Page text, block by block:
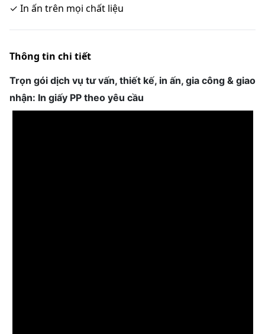
✓ In ấn trên mọi chất liệu
Thông tin chi tiết
Trọn gói dịch vụ tư vấn, thiết kế, in ấn, gia công & giao
nhận: In giấy PP theo yêu cầu